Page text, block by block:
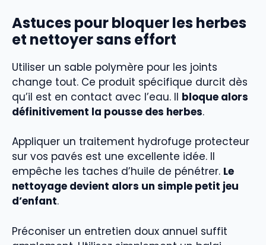
Astuces pour bloquer les herbes
et nettoyer sans effort
Utiliser un sable polymère pour les joints
change tout. Ce produit spécifique durcit dès
qu’il est en contact avec l’eau. Il bloque alors
définitivement la pousse des herbes.
Appliquer un traitement hydrofuge protecteur
sur vos pavés est une excellente idée. Il
empêche les taches d’huile de pénétrer. Le
nettoyage devient alors un simple petit jeu
d’enfant.
Préconiser un entretien doux annuel suffit